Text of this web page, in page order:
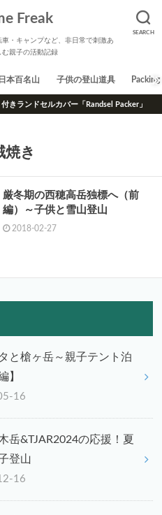
SEARCH
Freak
・キャンプなど、非日常で刺激あ
む親子の活動記録
本百名山 子供の登山道具 Packing
きランドセルカバー「Randsel Packer」
焼き
厳冬期の西穂高岳独標へ（前
編）～子供と雪山登山
2018-02-27
と槍ヶ岳～親子テント泊
】
16
岳&TJAR2024の応援！夏
登山
16